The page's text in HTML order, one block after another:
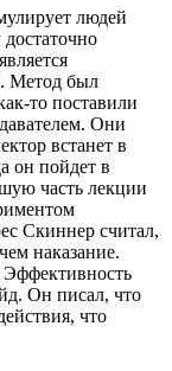
людей
Метод был
то поставили
Они
встанет в
он пойдет в
часть лекции
Скиннер считал,
наказание.
Он писал, что
что